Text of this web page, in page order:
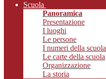
Scuola
Panoramica
Presentazione
I luoghi
Le persone
I numeri della scuola
Le carte della scuola
Organizzazione
La storia